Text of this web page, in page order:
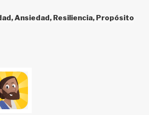
Ansiedad, Resiliencia, Propósito